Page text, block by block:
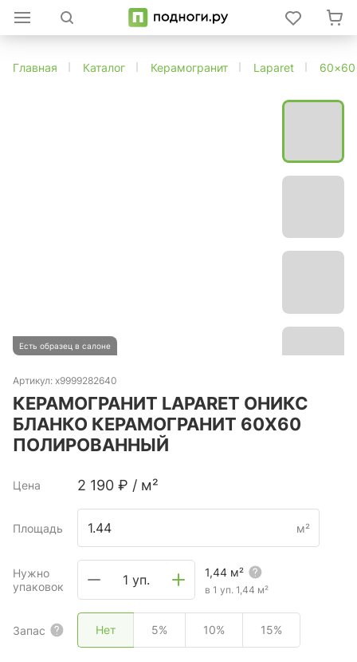
Главная Каталог Керамогранит Laparet 60×60
Есть образец в салоне
Артикул: х9999282640
КЕРАМОГРАНИТ LAPARET ОНИКС
БЛАНКО КЕРАМОГРАНИТ 60Х60
ПОЛИРОВАННЫЙ
Цена 2 190 ₽ / м²
Площадь м²
Нужно
упаковок
1 уп. 1,44 м²
в 1 уп. 1,44 м²
Запас Нет 5% 10% 15%